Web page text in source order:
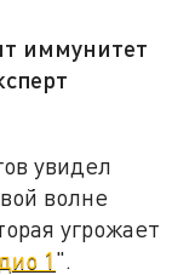
иммунитет
увидел
волне
угрожает
1".